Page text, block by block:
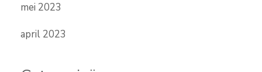
mei 2023
april 2023